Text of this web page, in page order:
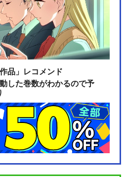
品」レコメンド
した巻数がわかるので予